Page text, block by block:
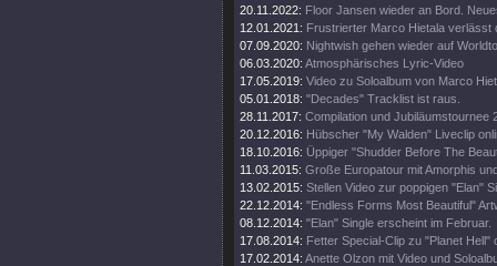
20.11.2022: Floor Jansen wieder an Bord.
12.01.2021: Frustrierter Marco Hietala verlässt
07.09.2020: Nightwish gehen wieder auf
06.03.2020: Atmosphärisches Lyric-Video
17.05.2019: Video zu Soloalbum von Marco
05.01.2018: "Decades" Tracklist ist raus.
28.11.2017: Compilation und Jubiläumstournee
20.12.2016: Hübscher "My Walden" Liveclip
18.10.2016: Üppiger "Shudder Before The
11.03.2015: Große Europatour mit Amorphis
13.02.2015: Stellen Video zur poppigen "Elan"
22.12.2014: "Endless Forms Most Beautiful"
08.12.2014: "Elan" Single erscheint im Februar.
17.08.2014: Fetter Special-Clip zu "Planet Hell"
17.02.2014: Anette Olzon mit Video und